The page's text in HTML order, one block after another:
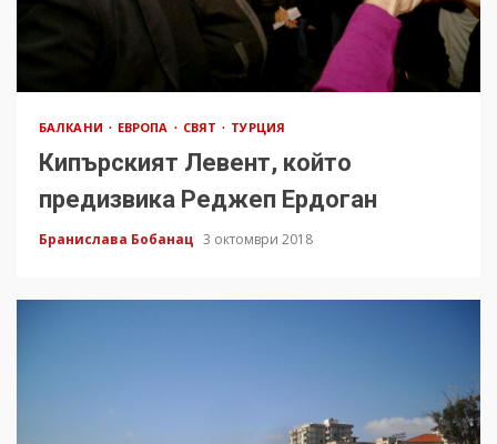
БАЛКАНИ ЕВРОПА СВЯТ ТУРЦИЯ
Кипърският Левент, който
предизвика Реджеп Ердоган
Бранислава Бобанац 3 октомври 2018